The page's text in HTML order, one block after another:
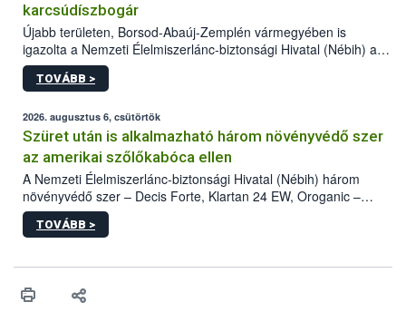
karcsúdíszbogár
Újabb területen, Borsod-Abaúj-Zemplén vármegyében is
igazolta a Nemzeti Élelmiszerlánc-biztonsági Hivatal (Nébih) a
kőrisrontó karcsúdíszbogár (Agrilus planipennis) jelenlétét. A
kártevőt nem csak színcsapdában találták meg, de már fertőzött
az intenzív felderítést, emellett az intézkedéseket a szlovák
hatósággal is összehangolják a terjedés megállítása érdekében.
TOVÁBB >
2026. augusztus 6, csütörtök
Szüret után is alkalmazható három növényvédő szer
az amerikai szőlőkabóca ellen
A Nemzeti Élelmiszerlánc-biztonsági Hivatal (Nébih) három
növényvédő szer – Decis Forte, Klartan 24 EW, Oroganic –
engedélyokiratát módosította, így azok a szüretet követően,
egészen a vesszőérettség (BBCH 91) stádiumáig
érésű szőlőkben is legyen lehetőség a károsító elleni további
felhasználók számára is elérhető és ökológiai termesztésben is
TOVÁBB >